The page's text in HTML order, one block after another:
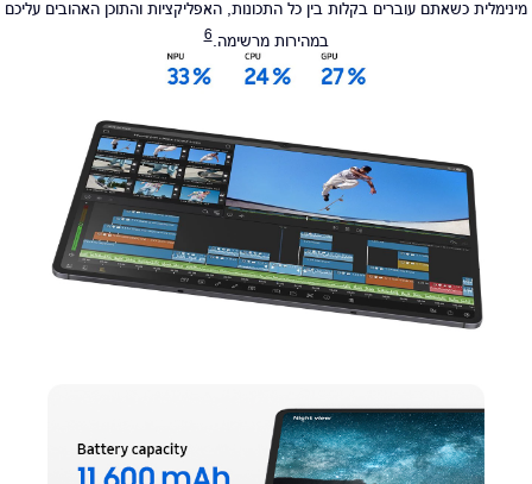
מינימלית כשאתם עוברים בקלות בין כל התכונות, האפליקציות והתוכן האהובים עליכם
במהירות מרשימה.6